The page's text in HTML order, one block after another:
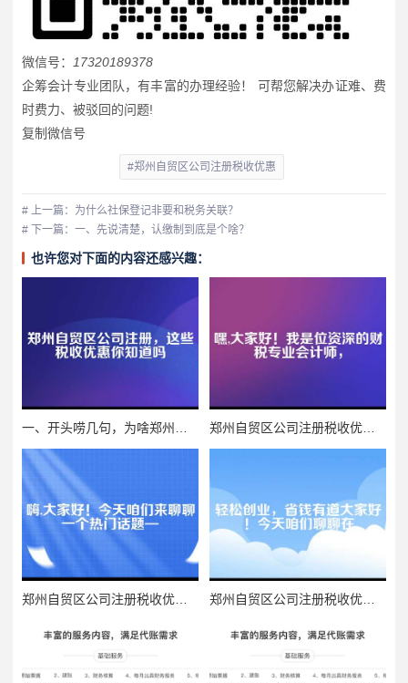
微信号：
17320189378
企筹会计专业团队，有丰富的办理经验！ 可帮您解决办证难、费
时费力、被驳回的问题!
复制微信号
#郑州自贸区公司注册税收优惠
# 上一篇：为什么社保登记非要和税务关联？
# 下一篇：一、先说清楚，认缴制到底是个啥？
也许您对下面的内容还感兴趣：
郑州自贸区公司注册税收优惠全解析
郑州自贸区公司注册税收优惠全攻略 郑州自贸区公司注册税收优惠政策